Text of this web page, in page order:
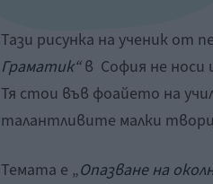
Тази рисунка на ученик от
Граматик“в София не носи
Тя стои във фоайето на
талантливите малки
Темата е „Опазване на